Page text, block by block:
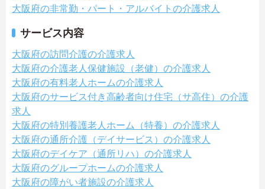
大阪府の非常勤・パート・アルバイトの介護求人
サービス内容
大阪府の訪問介護の介護求人
大阪府の介護老人保健施設（老健）の介護求人
大阪府の有料老人ホームの介護求人
大阪府のサービス付き高齢者向け住宅（サ高住）の介護
求人
大阪府の特別養護老人ホーム（特養）の介護求人
大阪府の通所介護（デイサービス）の介護求人
大阪府のデイケア（通所リハ）の介護求人
大阪府のグループホームの介護求人
大阪府の障がい者施設の介護求人